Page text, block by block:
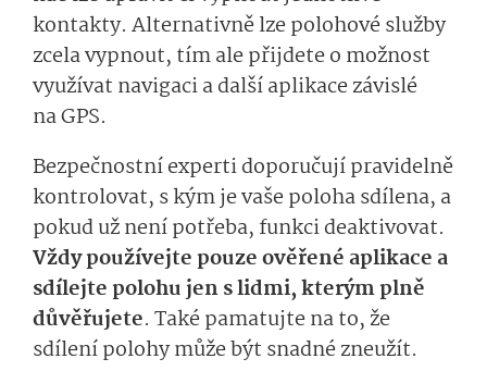
kontakty. Alternativně lze polohové služby
zcela vypnout, tím ale přijdete o možnost
využívat navigaci a další aplikace závislé
na GPS.
Bezpečnostní experti doporučují pravidelně
kontrolovat, s kým je vaše poloha sdílena, a
pokud už není potřeba, funkci deaktivovat.
Vždy používejte pouze ověřené aplikace a
sdílejte polohu jen s lidmi, kterým plně
důvěřujete. Také pamatujte na to, že
sdílení polohy může být snadné zneužít.